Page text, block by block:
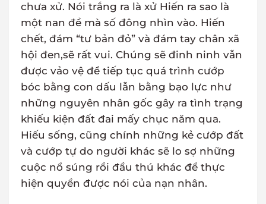
chưa xử. Nói trắng ra là xử Hiến ra sao là
một nan đề mà số đông nhìn vào. Hiến
chết, đám “tư bản đỏ” và đám tay chân xã
hội đen,sẽ rất vui. Chúng sẽ đinh ninh vẫn
được vảo vệ để tiếp tục quá trình cướp
bóc bằng con dấu lẫn bằng bạo lực như
những nguyên nhân gốc gây ra tình trạng
khiếu kiện đất đai mấy chục năm qua.
Hiếu sống, cũng chính những kẻ cướp đất
và cướp tự do người khác sẽ lo sợ những
cuộc nổ súng rồi đầu thú khác để thực
hiện quyền được nói của nạn nhân.